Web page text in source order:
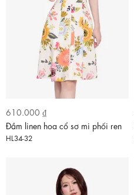
610.000 ₫
Đầm linen hoa cổ sơ mi phối ren
HL34-32